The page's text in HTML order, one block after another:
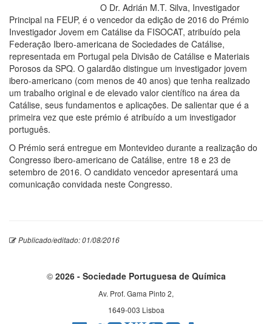
O Dr. Adrián M.T. Silva, Investigador
Principal na FEUP, é o vencedor da edição de 2016 do Prémio
Investigador Jovem em Catálise da FISOCAT, atribuído pela
Federação Ibero-americana de Sociedades de Catálise,
representada em Portugal pela Divisão de Catálise e Materiais
Porosos da SPQ. O galardão distingue um investigador jovem
ibero-americano (com menos de 40 anos) que tenha realizado
um trabalho original e de elevado valor científico na área da
Catálise, seus fundamentos e aplicações. De salientar que é a
primeira vez que este prémio é atribuído a um investigador
português.
O Prémio será entregue em Montevideo durante a realização do
Congresso ibero-americano de Catálise, entre 18 e 23 de
setembro de 2016. O candidato vencedor apresentará uma
comunicação convidada neste Congresso.
Publicado/editado: 01/08/2016
© 2026 - Sociedade Portuguesa de Química
Av. Prof. Gama Pinto 2,
1649-003 Lisboa